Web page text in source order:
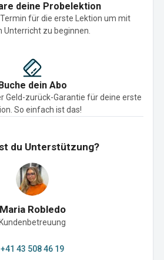
deine Probelektion
für die erste Lektion um mit
Unterricht zu beginnen.
dein Abo
Geld-zurück-Garantie für deine erste
So einfach ist das!
du Unterstützung?
Maria Robledo
Kundenbetreuung
+41 43 508 46 19